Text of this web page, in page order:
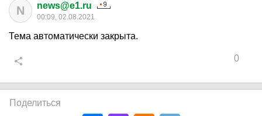
N news@e1.ru
00:09, 02.08.2021
Тема автоматически закрыта.
0
Поделиться